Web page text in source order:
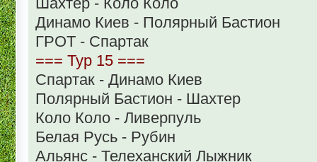
Динамо Киев - Полярный Бастион
ГРОТ - Спартак
=== Тур 15 ===
Спартак - Динамо Киев
Полярный Бастион - Шахтер
Коло Коло - Ливерпуль
Белая Русь - Рубин
Альянс - Телеханский Лыжник